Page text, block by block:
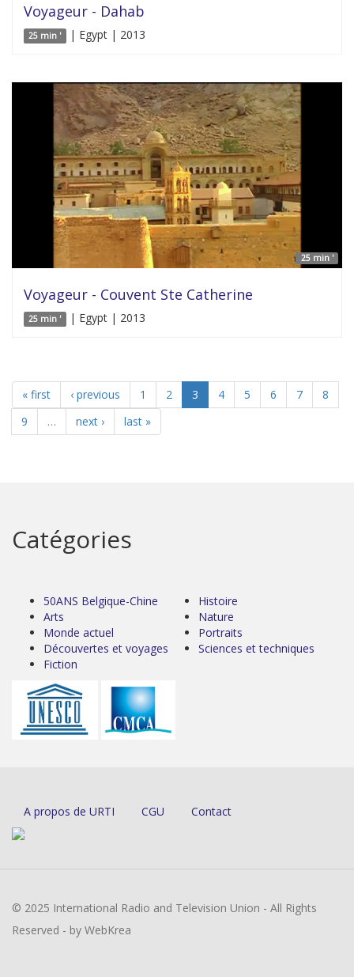
Voyageur - Dahab
25 min ' | Egypt | 2013
25 min '
Voyageur - Couvent Ste Catherine
25 min ' | Egypt | 2013
« first ‹ previous 1 2 3 4 5 6 7
8
9
… next › last »
Catégories
50ANS Belgique-Chine
Arts
Monde actuel
Découvertes et voyages
Fiction
Histoire
Nature
Portraits
Sciences et techniques
A propos de URTI CGU Contact
© 2025 International Radio and Television Union - All Rights
Reserved - by WebKrea